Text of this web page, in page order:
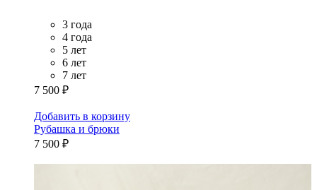
3 года
4 года
5 лет
6 лет
7 лет
7 500 ₽
Добавить в корзину
Рубашка и брюки
7 500 ₽